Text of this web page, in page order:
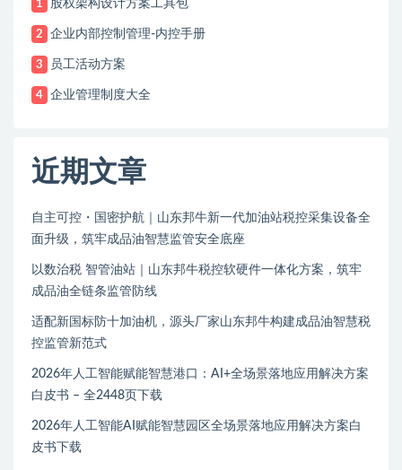
1 股权架构设计方案工具包
2 企业内部控制管理-内控手册
3 员工活动方案
4 企业管理制度大全
近期文章
自主可控・国密护航｜山东邦牛新一代加油站税控采集设备全
面升级，筑牢成品油智慧监管安全底座
以数治税 智管油站｜山东邦牛税控软硬件一体化方案，筑牢
成品油全链条监管防线
适配新国标防十加油机，源头厂家山东邦牛构建成品油智慧税
控监管新范式
2026年人工智能赋能智慧港口：AI+全场景落地应用解决方案
白皮书 – 全2448页下载
2026年人工智能AI赋能智慧园区全场景落地应用解决方案白
皮书下载